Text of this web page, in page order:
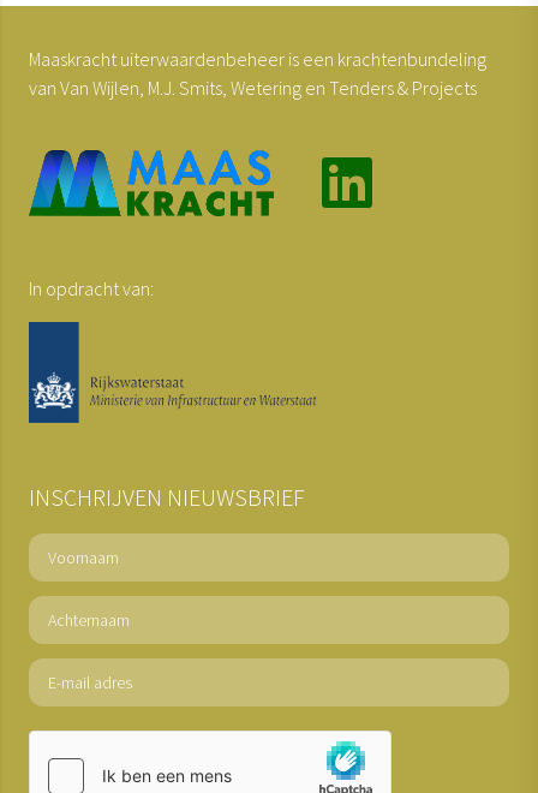
Maaskracht uiterwaardenbeheer is een krachtenbundeling
van Van Wijlen, M.J. Smits, Wetering en Tenders & Projects
In opdracht van:
INSCHRIJVEN NIEUWSBRIEF